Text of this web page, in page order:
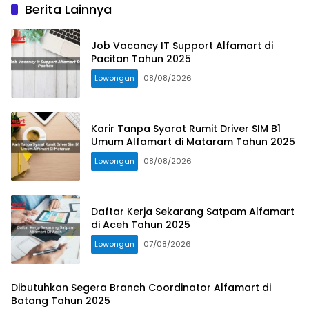
Berita Lainnya
Job Vacancy IT Support Alfamart di
Pacitan Tahun 2025
Lowongan 08/08/2026
Karir Tanpa Syarat Rumit Driver SIM B1
Umum Alfamart di Mataram Tahun 2025
Lowongan 08/08/2026
Daftar Kerja Sekarang Satpam Alfamart
di Aceh Tahun 2025
Lowongan 07/08/2026
Dibutuhkan Segera Branch Coordinator Alfamart di
Batang Tahun 2025